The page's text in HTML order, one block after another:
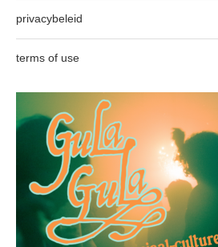
privacybeleid
terms of use